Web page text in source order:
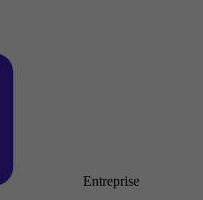
Entreprise